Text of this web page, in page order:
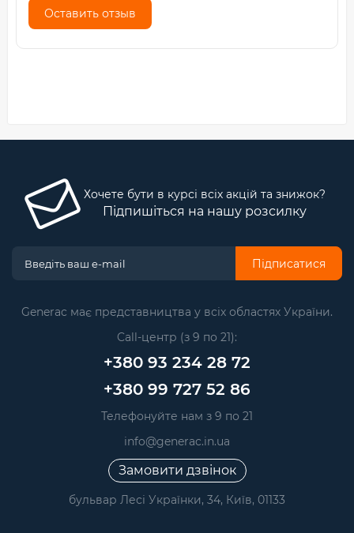
Оставить отзыв
Хочете бути в курсі всіх акцій та знижок?
Підпишіться на нашу розсилку
Підписатися
Generac має представництва у всіх областях України.
Call-центр (з 9 по 21):
+380 93 234 28 72
+380 99 727 52 86
Телефонуйте нам з 9 по 21
info@generac.in.ua
Замовити дзвінок
бульвар Лесі Українки, 34, Київ, 01133